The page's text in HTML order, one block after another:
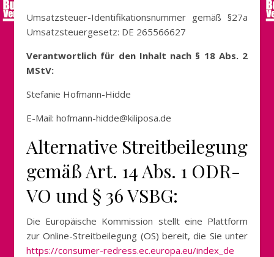
Umsatzsteuer-Identifikationsnummer gemäß §27a
Umsatzsteuergesetz: DE 265566627
Verantwortlich für den Inhalt nach § 18 Abs. 2
MStV:
Stefanie Hofmann-Hidde
E-Mail: hofmann-hidde@kiliposa.de
Alternative Streitbeilegung
gemäß Art. 14 Abs. 1 ODR-
VO und § 36 VSBG:
Die Europäische Kommission stellt eine Plattform
zur Online-Streitbeilegung (OS) bereit, die Sie unter
https://consumer-redress.ec.europa.eu/index_de